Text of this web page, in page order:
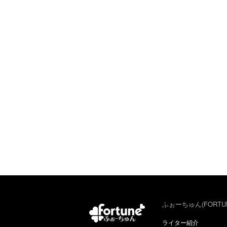
ふぉーちゅん
ライター紹介